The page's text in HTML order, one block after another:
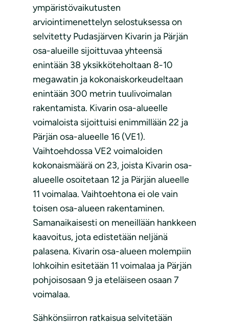
ympäristövaikutusten
arviointimenettelyn selostuksessa on
selvitetty Pudasjärven Kivarin ja Pärjän
osa-alueille sijoittuvaa yhteensä
enintään 38 yksikköteholtaan 8-10
megawatin ja kokonaiskorkeudeltaan
enintään 300 metrin tuulivoimalan
rakentamista. Kivarin osa-alueelle
voimaloista sijoittuisi enimmillään 22 ja
Pärjän osa-alueelle 16 (VE1).
Vaihtoehdossa VE2 voimaloiden
kokonaismäärä on 23, joista Kivarin osa-
alueelle osoitetaan 12 ja Pärjän alueelle
11 voimalaa. Vaihtoehtona ei ole vain
toisen osa-alueen rakentaminen.
Samanaikaisesti on meneillään hankkeen
kaavoitus, jota edistetään neljänä
palasena. Kivarin osa-alueen molempiin
lohkoihin esitetään 11 voimalaa ja Pärjän
pohjoisosaan 9 ja eteläiseen osaan 7
voimalaa.
Sähkönsiirron ratkaisua selvitetään